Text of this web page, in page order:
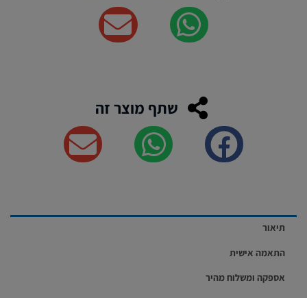
שתף מוצר זה
תיאור
התאמה אישית
אספקה ומשלוח מהיר